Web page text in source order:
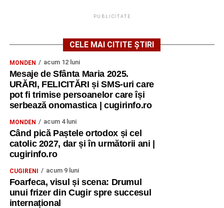
PUBLICITATE
CELE MAI CITITE ȘTIRI
MONDEN acum 12 luni
Mesaje de Sfânta Maria 2025.
URĂRI, FELICITĂRI și SMS-uri care
pot fi trimise persoanelor care își
serbează onomastica | cugirinfo.ro
MONDEN acum 4 luni
Când pică Paștele ortodox și cel
catolic 2027, dar și în următorii ani |
cugirinfo.ro
CUGIRENI acum 9 luni
Foarfeca, visul și scena: Drumul
unui frizer din Cugir spre succesul
internațional